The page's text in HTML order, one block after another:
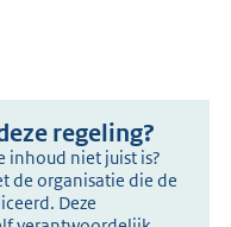
regeling?
inhoud niet juist is?
de organisatie die de
Deze